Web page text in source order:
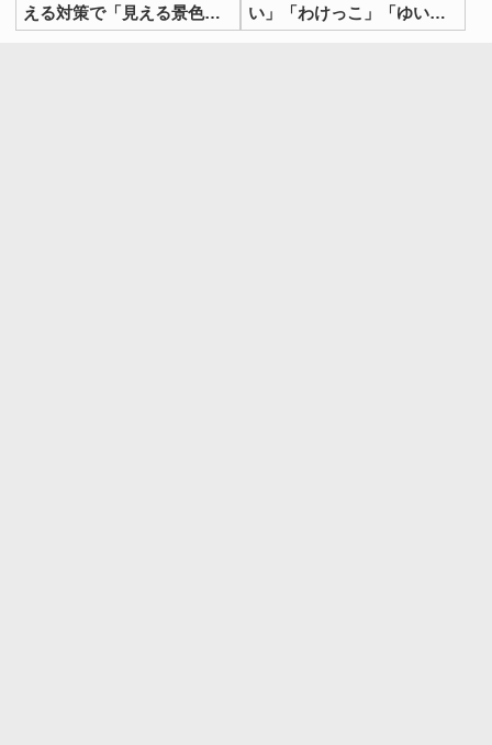
える対策で「見える景色が
変わってくる」
い」「わけっこ」「ゆいま
ーる」から紐解く『心』と